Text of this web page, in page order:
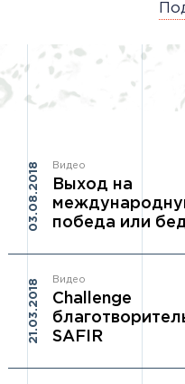
03.08.2018 Видео
Выход на
победа или
21.03.2018 Видео
Сhallenge
SAFIR